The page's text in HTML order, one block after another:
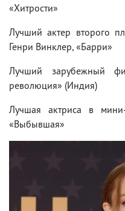
«Хитрости»
Лучший актер второго
Генри Винклер, «Барри»
Лучший зарубежный
революция» (Индия)
Лучшая актриса в
«Выбывшая»